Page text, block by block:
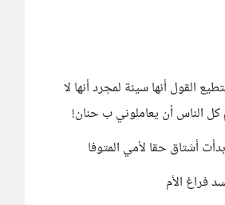
القول أنها سيئة لمجرد أنها لا
كل الناس أن يعاملوني ب حنان!
أشتاق حقا لأمي المتوفا
فراغ الأم